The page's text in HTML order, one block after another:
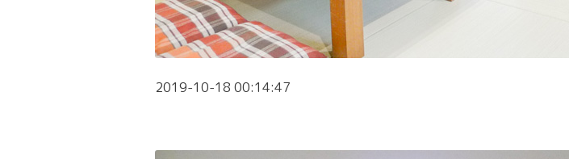
2019-10-18 00:14:47